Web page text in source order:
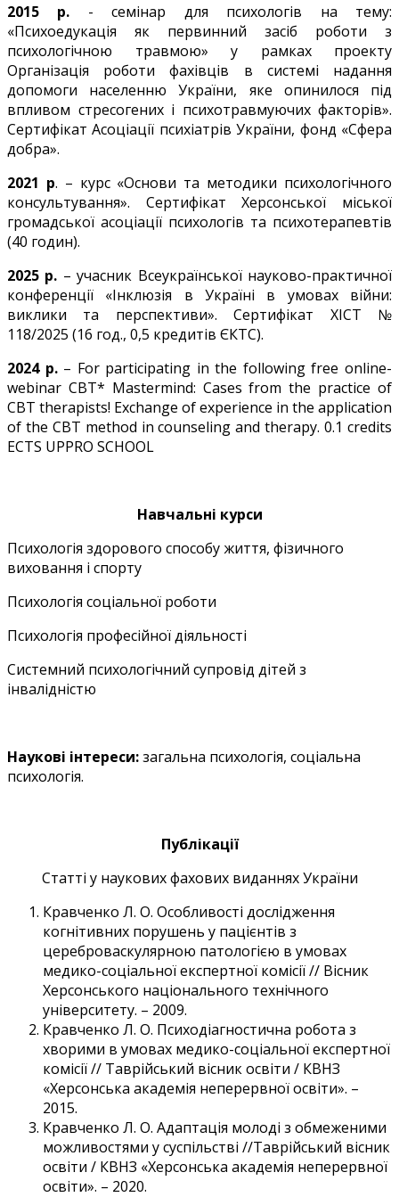
2015 р. - семінар для психологів на тему:
«Психоедукація як первинний засіб роботи з
психологічною травмою» у рамках проекту
Організація роботи фахівців в системі надання
допомоги населенню України, яке опинилося під
впливом стресогених і психотравмуючих факторів».
Сертифікат Асоціації психіатрів України, фонд «Сфера
добра».
2021 р. – курс «Основи та методики психологічного
консультування». Сертифікат Херсонської міської
громадської асоціації психологів та психотерапевтів
(40 годин).
2025 р. – учасник Всеукраїнської науково-практичної
конференції «Інклюзія в Україні в умовах війни:
виклики та перспективи». Сертифікат ХІСТ №
118/2025 (16 год., 0,5 кредитів ЄКТС).
2024 р.– For participating in the following free online-
webinar CBT* Mastermind: Cases from the practice of
CBT therapists! Exchange of experience in the application
of the CBT method in counseling and therapy. 0.1 credits
ECTS UPPRO SCHOOL
Навчальні курси
Психологія здорового способу життя, фізичного
виховання і спорту
Психологія соціальної роботи
Психологія професійної діяльності
Системний психологічний супровід дітей з
інвалідністю
Наукові інтереси:загальна психологія, соціальна
психологія.
Публікації
Статті у наукових фахових виданнях України
Кравченко Л. О. Особливості дослідження
когнітивних порушень у пацієнтів з
цереброваскулярною патологією в умовах
медико-соціальної експертної комісії // Вісник
Херсонського національного технічного
університету. – 2009.
Кравченко Л. О. Психодіагностична робота з
хворими в умовах медико-соціальної експертної
комісії // Таврійський вісник освіти / КВНЗ
«Херсонська академія неперервної освіти». –
2015.
Кравченко Л. О. Адаптація молоді з обмеженими
можливостями у суспільстві //Таврійський вісник
освіти / КВНЗ «Херсонська академія неперервної
освіти». – 2020.